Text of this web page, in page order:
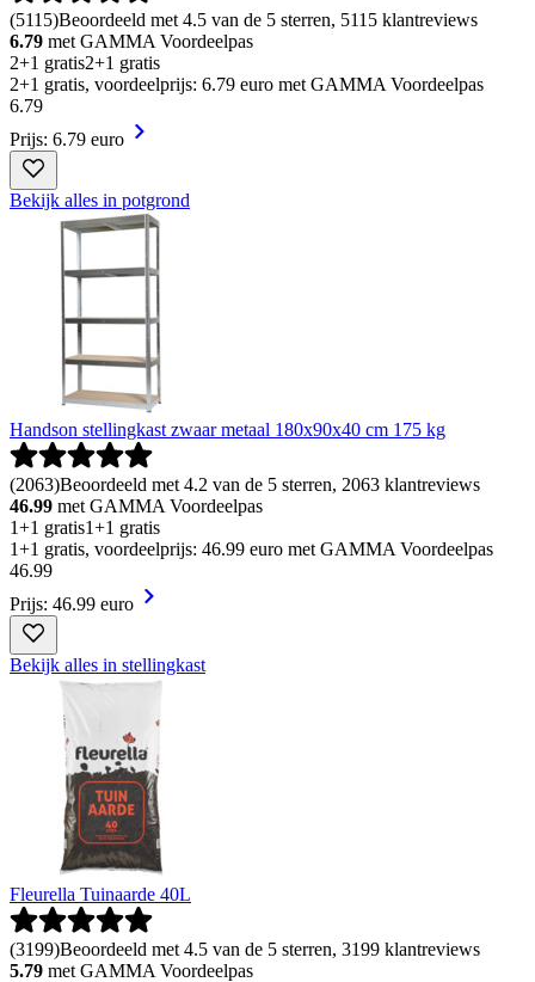
(5115)Beoordeeld met 4.5 van de 5 sterren, 5115 klantreviews
6.79 met GAMMA Voordeelpas
2+1 gratis2+1 gratis
2+1 gratis, voordeelprijs: 6.79 euro met GAMMA Voordeelpas
6.79
Prijs: 6.79 euro
Bekijk alles in potgrond
Handson stellingkast zwaar metaal 180x90x40 cm 175 kg
(2063)Beoordeeld met 4.2 van de 5 sterren, 2063 klantreviews
46.99 met GAMMA Voordeelpas
1+1 gratis1+1 gratis
1+1 gratis, voordeelprijs: 46.99 euro met GAMMA Voordeelpas
46.99
Prijs: 46.99 euro
Bekijk alles in stellingkast
Fleurella Tuinaarde 40L
(3199)Beoordeeld met 4.5 van de 5 sterren, 3199 klantreviews
5.79 met GAMMA Voordeelpas